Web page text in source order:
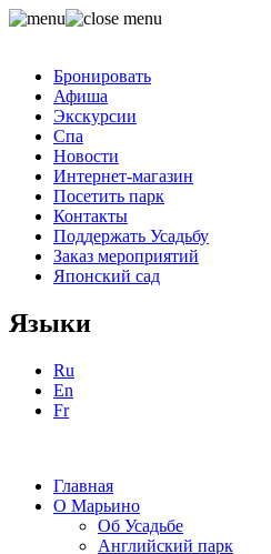
Бронировать
Афиша
Экскурсии
Спа
Новости
Интернет-магазин
Посетить парк
Контакты
Поддержать Усадьбу
Заказ мероприятий
Японский сад
Языки
Ru
En
Fr
Главная
О Марьино
Об Усадьбе
Английский парк